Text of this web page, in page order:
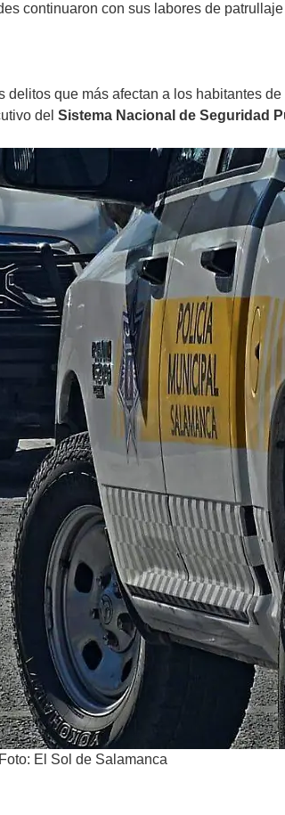
continuaron con sus labores de
que más afectan a los habitantes de
del Sistema Nacional de Seguridad
El Sol de Salamanca